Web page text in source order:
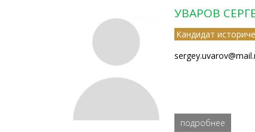
УВАРОВ
Кандидат
подробнее